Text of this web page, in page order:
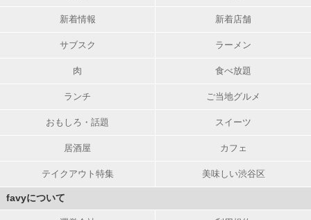
新着情報 新着店舗
サブスク ラーメン
肉 食べ放題
ランチ ご当地グルメ
おもしろ・話題 スイーツ
居酒屋 カフェ
テイクアウト特集 美味しい渋谷区
favyについて